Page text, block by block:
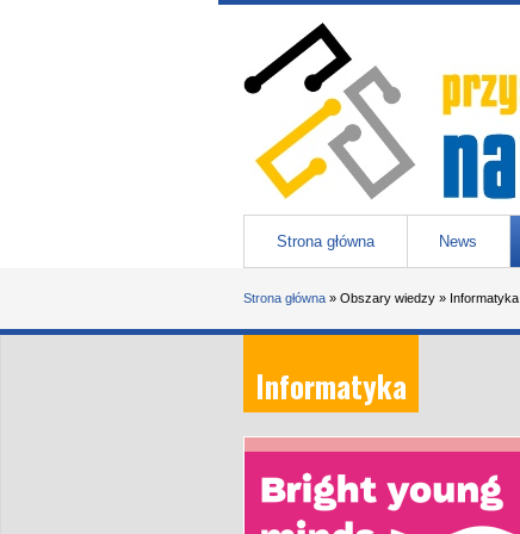
Przejdź do treści
Menu główne
Strona główna News
Strona główna » Obszary wiedzy » Informatyka
Informatyka